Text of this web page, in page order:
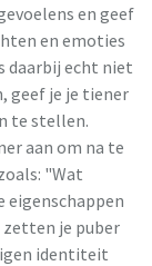
en geef
en emoties
daarbij echt niet
geef je je tiener
te stellen.
aan om na te
"Wat
eigenschappen
zetten je puber
identiteit